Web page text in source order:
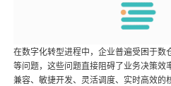
在数字化转型进程中，企业普遍受困于数
等问题，这些问题直接阻碍了业务决策
兼容、敏捷开发、灵活调度、实时高效的